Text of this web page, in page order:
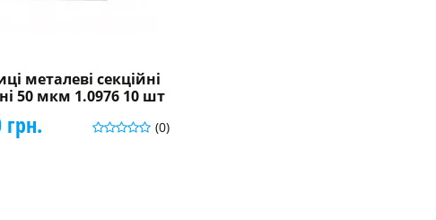
металеві секційні
50 мкм 1.0976 10 шт
(0)
грн.